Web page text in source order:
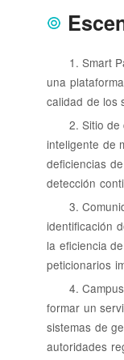
1. Smart
una
calidad de los
2. Sitio
inteligente de
deficiencias
detección
3.
identificación
la eficiencia
peticionarios
4.
formar un
sistemas de
autoridades